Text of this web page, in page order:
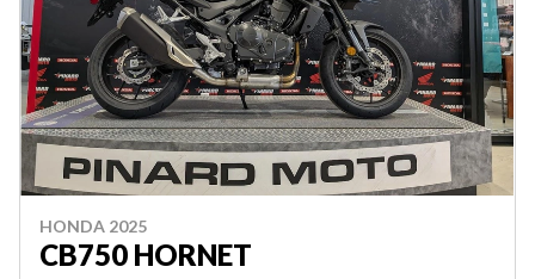
HONDA 2025
CB750 HORNET